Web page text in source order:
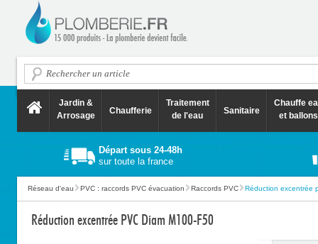
Jardin &
Arrosage
Chaufferie
Traitement
de l'eau
Sanitaire
Chauffe
et ballons
Départ sous 24-48h
sur toute la france
Réseau d'eau PVC : raccords PVC évacuation Raccords PVC Réduction excentrée
Réduction excentrée PVC Diam M100-F50